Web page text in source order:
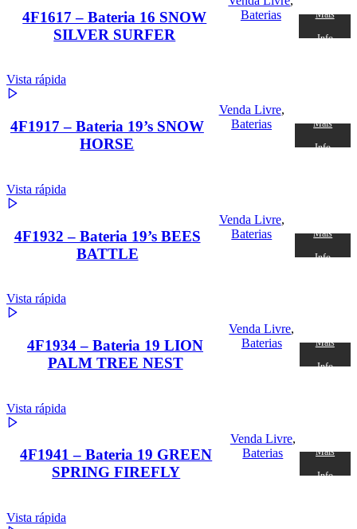
4F1617 – Bateria 16 SNOW
SILVER SURFER
Baterias
Mais
Info
Vista rápida
4F1917 – Bateria 19’s SNOW
HORSE
Venda Livre,
Baterias
Mais
Info
Vista rápida
4F1932 – Bateria 19’s BEES
BATTLE
Venda Livre,
Baterias
Mais
Info
Vista rápida
4F1934 – Bateria 19 LION
PALM TREE NEST
Venda Livre,
Baterias
Mais
Info
Vista rápida
4F1941 – Bateria 19 GREEN
SPRING FIREFLY
Venda Livre,
Baterias
Mais
Info
Vista rápida